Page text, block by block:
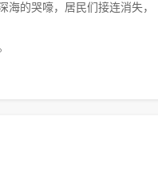
的哭嚎，居民们接连消失，